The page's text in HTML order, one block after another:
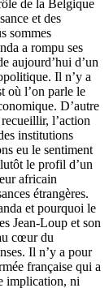
de la Belgique
et des
sommes
a rompu ses
aujourd’hui d’un
Il n’y a
où l’on parle le
D’autre
l’action
institutions
eu le sentiment
le profil d’un
africain
étrangères.
et pourquoi le
Jean-Loup et son
cœur du
Il n’y a pour
française qui a
implication, ni